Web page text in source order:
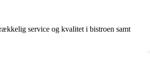
service og kvalitet i bistroen samt